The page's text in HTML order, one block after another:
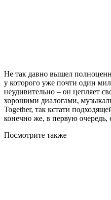
Не так давно вышел
у которого уже почти один
неудивительно – он цепляет
хорошими диалогами,
Together, так кстати
конечно же, в первую
Посмотрите также